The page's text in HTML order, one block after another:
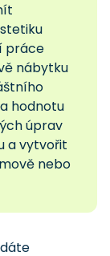
práce
nábytku
hodnotu
úprav
a vytvořit
nebo